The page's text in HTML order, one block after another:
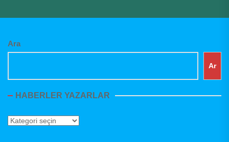
Ara
Ar
HABERLER YAZARLAR
Haberler